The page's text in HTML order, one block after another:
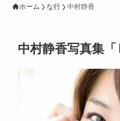
ホーム な行 中村静香
中村静香写真集「